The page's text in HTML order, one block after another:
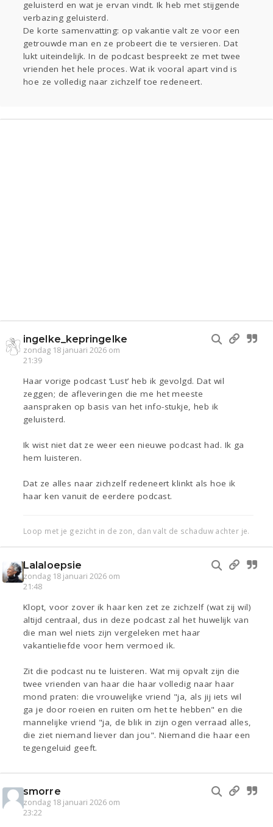
Kinderen Digi Eten
geluisterd en wat je ervan vindt. Ik heb met stijgende
verbazing geluisterd.
De korte samenvatting: op vakantie valt ze voor een
getrouwde man en ze probeert die te versieren. Dat
lukt uiteindelijk. In de podcast bespreekt ze met twee
vrienden het hele proces. Wat ik vooral apart vind is
hoe ze volledig naar zichzelf toe redeneert.
ingelke_kepringelke
zondag 18 januari 2026 om
21:39
Haar vorige podcast ‘Lust’ heb ik gevolgd. Dat wil
zeggen; de afleveringen die me het meeste
aanspraken op basis van het info-stukje, heb ik
geluisterd.
Ik wist niet dat ze weer een nieuwe podcast had. Ik ga
hem luisteren.
Dat ze alles naar zichzelf redeneert klinkt als hoe ik
haar ken vanuit de eerdere podcast.
Loop met je gezicht in de zon, dan valt de schaduw achter je.
Lalaloepsie
zondag 18 januari 2026 om
21:48
Klopt, voor zover ik haar ken zet ze zichzelf (wat zij wil)
altijd centraal, dus in deze podcast zal het huwelijk van
die man wel niets zijn vergeleken met haar
vakantieliefde voor hem vermoed ik.
Zit die podcast nu te luisteren. Wat mij opvalt zijn die
twee vrienden van haar die haar volledig naar haar
mond praten: die vrouwelijke vriend "ja, als jij iets wil
ga je door roeien en ruiten om het te hebben" en die
mannelijke vriend "ja, de blik in zijn ogen verraad alles,
die ziet niemand liever dan jou". Niemand die haar een
tegengeluid geeft.
smorre
zondag 18 januari 2026 om
23:22